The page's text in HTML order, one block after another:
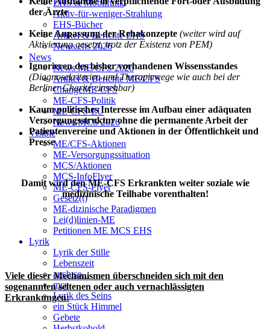
EHS & Mobilfunk
Aktiv-für-weniger-Strahlung
EHS-Bücher
Artikel & Berichte EHS
News ehs 2026
News
News ME/CFS 2026
Artikel & Berichte ME/CFS
ChangeME-CFS
ME-CFS-Politik
ME-CFS-EU
News MCS 2026
Visible
ME/CFS-Aktionen
ME-Versorgungssituation
MCS/Aktionen
MCS-InfoFlyer
ME-CFS-Flyer
Gesetz(t)
ME-dizinische Paradigmen
Lei(d)linien-ME
Petitionen ME MCS EHS
Lyrik
Lyrik der Stille
Lebenszeit
auch so...
mcs
Lyrik des Seins
ein Stück Himmel
Gebete
der Ärzte
Keine Anpassung der Rehakonzepte (weiter wird auf
Aktivierung gesetzt, trotz der Existenz von PEM)
Ignorieren des bisher vorhandenen Wissensstandes
(Diagnosekriterien und Therapiewege wie auch bei der
Berliner Charité einsehbar)
Kaum politisches Interesse im Aufbau einer adäquaten
Versorgungsstruktur ohne die permanente Arbeit der
Patientenvereine und Aktionen in der Öffentlichkeit und
Presse
Damit wird den ME-CFS Erkrankten weiter soziale wie
medizinische Teilhabe vorenthalten!
Viele dieser Mechanismen überschneiden sich mit den
sogenannten seltenen oder auch vernachlässigten
Erkrankungen: